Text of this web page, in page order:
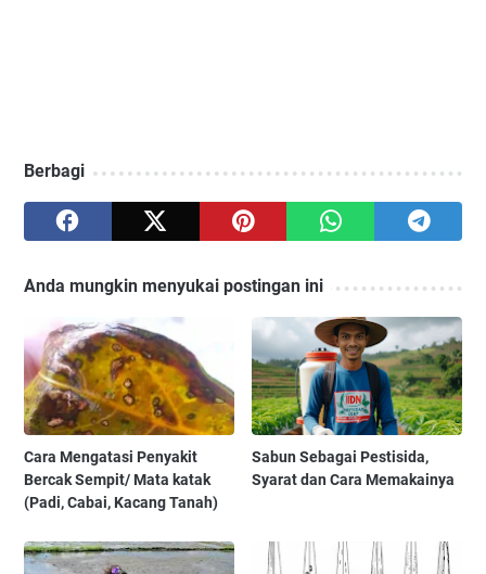
Berbagi
Anda mungkin menyukai postingan ini
Cara Mengatasi Penyakit
Bercak Sempit/ Mata katak
(Padi, Cabai, Kacang Tanah)
Sabun Sebagai Pestisida,
Syarat dan Cara Memakainya